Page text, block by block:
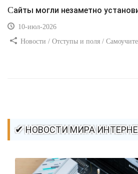
Сайты могли незаметно
10-июл-2026
Новости / Отступы и поля /
✔ НОВОСТИ МИРА